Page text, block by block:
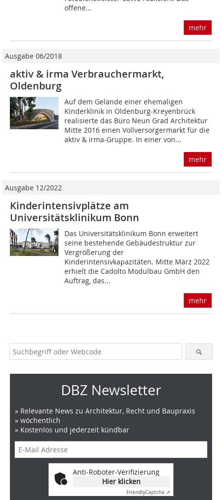
offene...
mehr
Ausgabe 06/2018
aktiv & irma Verbrauchermarkt,
Oldenburg
Auf dem Gelände einer ehemaligen
Kinderklinik in Oldenburg-Kreyenbrück
realisierte das Büro Neun Grad Architektur
Mitte 2016 einen Vollversorgermarkt für die
aktiv & irma-Gruppe. In einer von...
mehr
Ausgabe 12/2022
Kinderintensivplätze am
Universitätsklinikum Bonn
Das Universitätsklinikum Bonn erweitert
seine bestehende Gebäudestruktur zur
Vergrößerung der
Kinderintensivkapazitäten. Mitte März 2022
erhielt die Cadolto Modulbau GmbH den
Auftrag, das...
mehr
DBZ Newsletter
» Relevante News zu Architektur, Recht und Baupraxis
» wöchentlich
» Kostenlos und jederzeit kündbar
Anti-Roboter-Verifizierung
Hier klicken
FriendlyCaptcha ⇗